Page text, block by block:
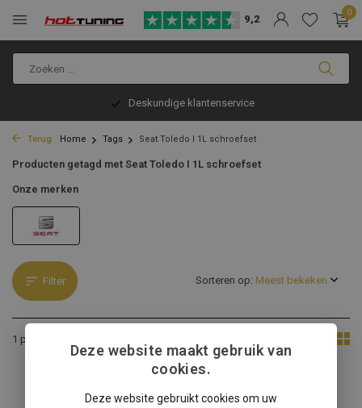
9,2
0
Deskundige klantenservice
Terug Home Tags Seat Toledo I 1L schroefset
Producten getagd met Seat Toledo I 1L schroefset
Onze merken
Filter
1 product
Sorteren op:
Seat Toledo 1L schroefset
Deze website maakt gebruik van
cookies.
Deze website gebruikt cookies om uw